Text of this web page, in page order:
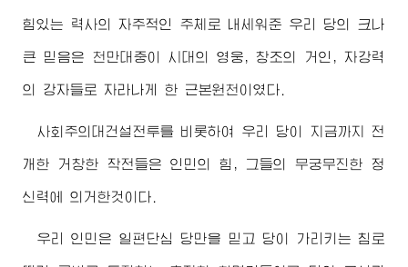
힘있는 력사의 자주적인 주체로 내세워준 우리 당의 크나
큰 믿음은 천만대중이 시대의 영웅, 창조의 거인, 자강력
의 강자들로 자라나게 한 근본원천이였다.
사회주의대건설전투를 비롯하여 우리 당이 지금까지 전
개한 거창한 작전들은 인민의 힘, 그들의 무궁무진한 정
신력에 의거한것이다.
우리 인민은 일편단심 당만을 믿고 당이 가리키는 침로